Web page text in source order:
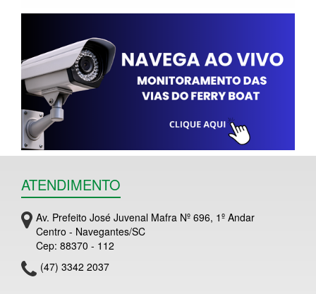
ATENDIMENTO
Av. Prefeito José Juvenal Mafra Nº 696, 1º Andar
Centro - Navegantes/SC
Cep: 88370 - 112
(47) 3342 2037